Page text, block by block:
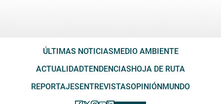
ÚLTIMAS NOTICIASMEDIO AMBIENTE
ACTUALIDADTENDENCIASHOJA DE RUTA
REPORTAJESENTREVISTASOPINIÓNMUNDO